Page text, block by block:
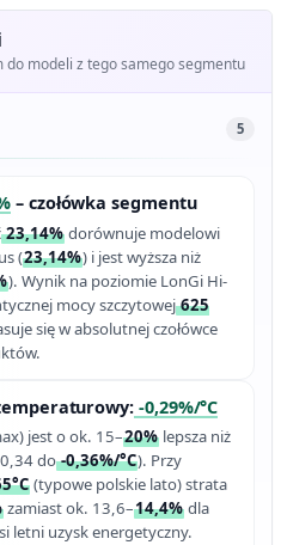
modeli z tego samego segmentu
5
– czołówka segmentu
23,14% dorównuje modelowi
(23,14%) i jest wyższa niż
). Wynik na poziomie LonGi Hi-
mocy szczytowej625
się w absolutnej czołówce
-0,29%/°C
jest o ok. 15–20% lepsza niż
do-0,36%/°C). Przy
(typowe polskie lato) strata
zamiast ok. 13,6–14,4% dla
letni uzysk energetyczny.